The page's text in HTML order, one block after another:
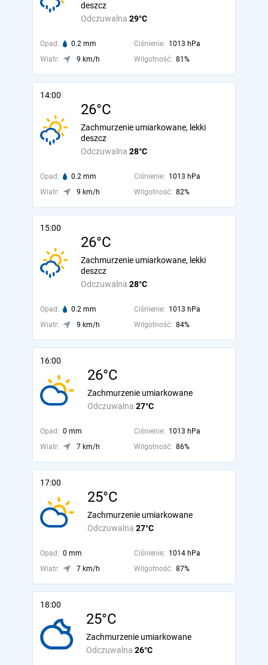
Odczuwalna 29°C
deszcz
Opad: 0.2 mm Ciśnienie: 1013 hPa
Wiatr:
9 km/h Wilgotność: 81%
14:00
26°C
Odczuwalna 28°C
Zachmurzenie umiarkowane, lekki
deszcz
Opad: 0.2 mm Ciśnienie: 1013 hPa
Wiatr:
9 km/h Wilgotność: 82%
15:00
26°C
Odczuwalna 28°C
Zachmurzenie umiarkowane, lekki
deszcz
Opad: 0.2 mm Ciśnienie: 1013 hPa
Wiatr:
9 km/h Wilgotność: 84%
16:00
26°C
Odczuwalna 27°C
Zachmurzenie umiarkowane
Opad: 0 mm Ciśnienie: 1013 hPa
Wiatr:
7 km/h Wilgotność: 86%
17:00
25°C
Odczuwalna 27°C
Zachmurzenie umiarkowane
Opad: 0 mm Ciśnienie: 1014 hPa
Wiatr:
7 km/h Wilgotność: 87%
18:00
25°C
Odczuwalna 26°C
Zachmurzenie umiarkowane